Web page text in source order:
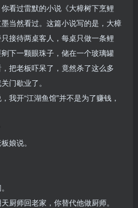
看过雷默的小说《大樟树下烹鲤
当然看过。这篇小说写的是，大樟
接待两桌客人，每桌只做一条鲤
下一颗眼珠子，储在一个玻璃罐
把老板吓呆了，竟然杀了这么多
门歇业了。
我开“江湖鱼馆”并不是为了赚钱，
娘说。
厨师回老家，你替代他做厨师。